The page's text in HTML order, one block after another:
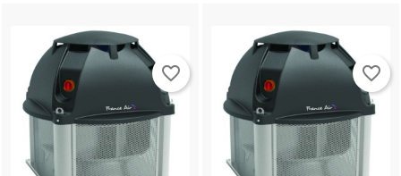
favorite_border favorite_border